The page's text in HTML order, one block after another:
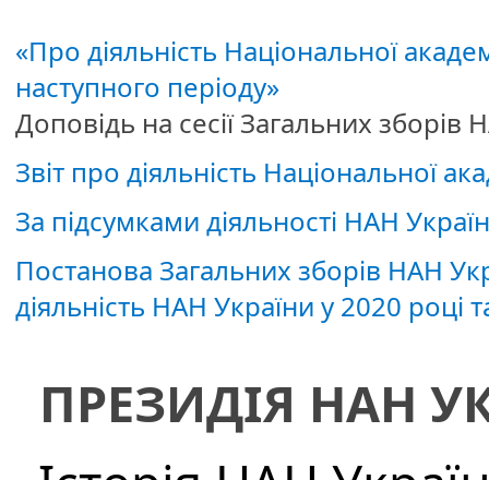
«Про діяльність Національної
наступного періоду»
Доповідь на сесії Загальних
Звіт про діяльність Національної
За підсумками діяльності НАН
Постанова Загальних зборів НАН
діяльність НАН України у 2020 році
ПРЕЗИДІЯ НАН